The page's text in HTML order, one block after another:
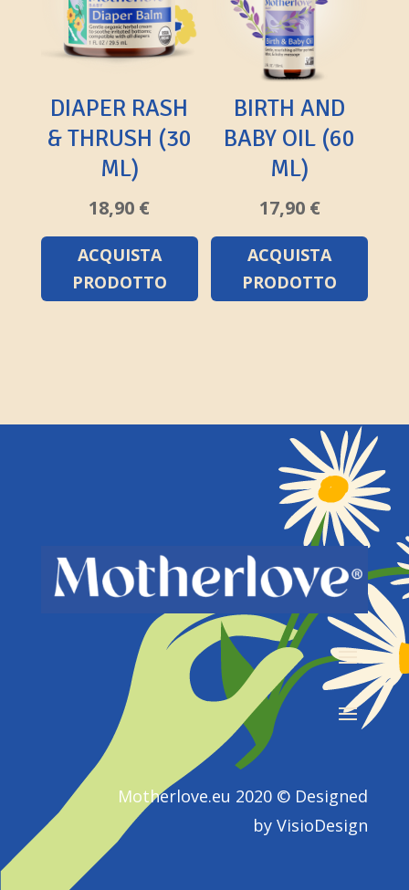
DIAPER RASH
& THRUSH (30
ML)
18,90 €
ACQUISTA
PRODOTTO
BIRTH AND
BABY OIL (60
ML)
17,90 €
ACQUISTA
PRODOTTO
Motherlove.eu 2020 © Designed
byVisioDesign